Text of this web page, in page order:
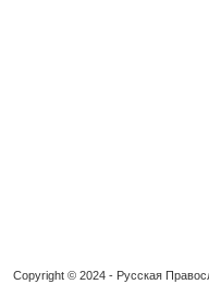
Copyright © 2024 - Русская